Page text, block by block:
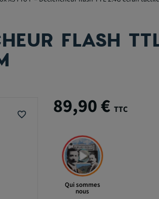
FLASH
favorite_border 89,90 € TTC
Qui sommes
nous